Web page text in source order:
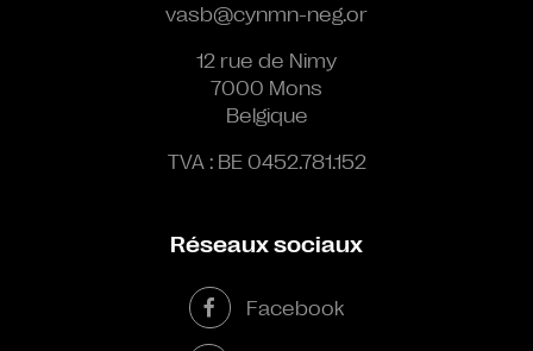
vasb@cynmn-neg.or
12 rue de Nimy
7000 Mons
Belgique
TVA : BE 0452.781.152
Réseaux sociaux
Facebook